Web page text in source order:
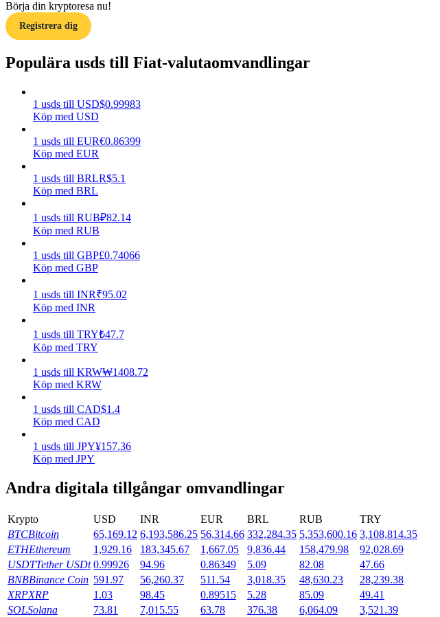
Guide
Futures startguide
Lär dig hur du håller dig lönsam
Power Piggy
Börja din kryptoresa nu!
Registrera dig
Populära usds till Fiat-valutaomvandlingar
1 usds till USD$0.99983
Köp med USD
1 usds till EUR€0.86399
Köp med EUR
1 usds till BRLR$5.1
Köp med BRL
1 usds till RUB₽82.14
Köp med RUB
1 usds till GBP£0.74066
Köp med GBP
1 usds till INR₹95.02
Köp med INR
1 usds till TRY₺47.7
Köp med TRY
1 usds till KRW₩1408.72
Köp med KRW
1 usds till CAD$1.4
Köp med CAD
1 usds till JPY¥157.36
Köp med JPY
Andra digitala tillgångar omvandlingar
Krypto USD INR EUR BRL RUB
TRY
BTCBitcoin 65,169.12 6,193,586.25 56,314.66 332,284.35 5,353,600.16 3,108,814.35
ETHEthereum 1,929.16 183,345.67 1,667.05 9,836.44 158,479.98
92,028.69
USDTTether USDt 0.99926 94.96 0.86349 5.09 82.08
47.66
BNBBinance Coin 591.97 56,260.37 511.54 3,018.35 48,630.23
28,239.38
XRPXRP 1.03 98.45 0.89515 5.28 85.09
49.41
SOLSolana 73.81 7,015.55 63.78 376.38 6,064.09
3,521.39